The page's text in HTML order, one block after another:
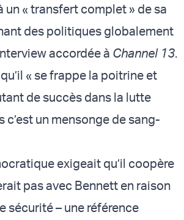
un « transfert complet » de sa
des politiques globalement
accordée à Channel 13.
« se frappe la poitrine et
de succès dans la lutte
un mensonge de sang-
exigeait qu’il coopère
pas avec Bennett en raison
sécurité – une référence